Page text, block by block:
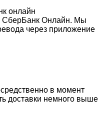
онлайн
СберБанк Онлайн. Мы
через приложение
в момент
доставки немного выше